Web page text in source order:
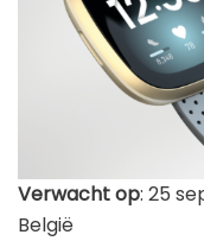
Verwacht op: 25
België